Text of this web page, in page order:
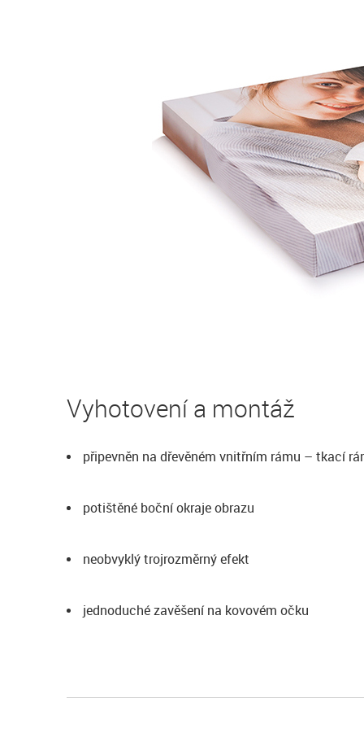
Vyhotovení a montáž
připevněn na dřevěném vnitřním rámu – tkací
potištěné boční okraje obrazu
neobvyklý trojrozměrný efekt
jednoduché zavěšení na kovovém očku